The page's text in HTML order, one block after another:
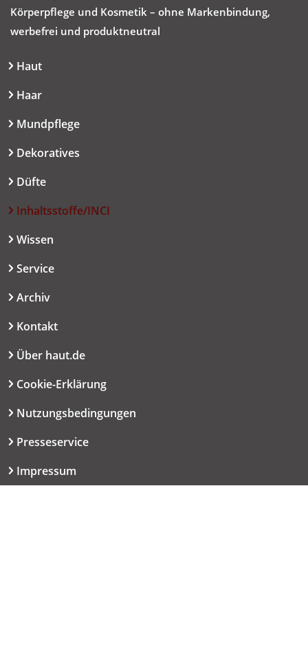
Körperpflege und Kosmetik – ohne Markenbindung,
werbefrei und produktneutral
Haut
Haar
Mundpflege
Dekoratives
Düfte
Inhaltsstoffe/INCI
Wissen
Service
Archiv
Kontakt
Über haut.de
Cookie-Erklärung
Nutzungsbedingungen
Presseservice
Impressum